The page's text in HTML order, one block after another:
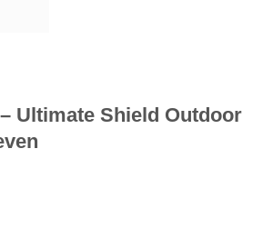
Ultimate Shield Outdoor